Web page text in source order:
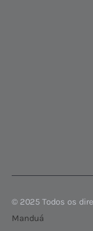
© 2025 Todos os
Manduá